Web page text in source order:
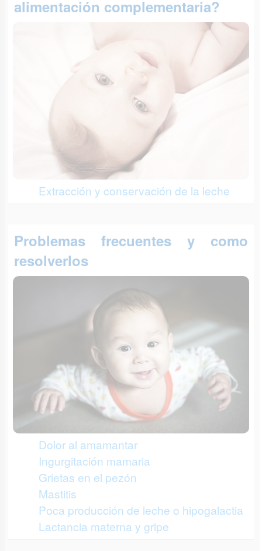
alimentación complementaria?
Extracción y conservación de la leche
Problemas frecuentes y como
resolverlos
Dolor al amamantar
Ingurgitación mamaria
Grietas en el pezón
Mastitis
Poca producción de leche o hipogalactia
Lactancia materna y gripe